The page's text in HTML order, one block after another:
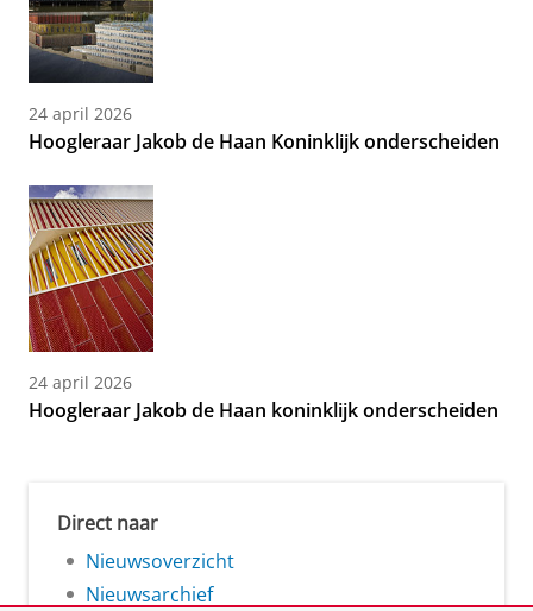
24 april 2026
Hoogleraar Jakob de Haan Koninklijk onderscheiden
24 april 2026
Hoogleraar Jakob de Haan koninklijk onderscheiden
Direct naar
Nieuwsoverzicht
Nieuwsarchief